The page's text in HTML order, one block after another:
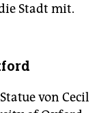
Stadt mit.
von Cecil